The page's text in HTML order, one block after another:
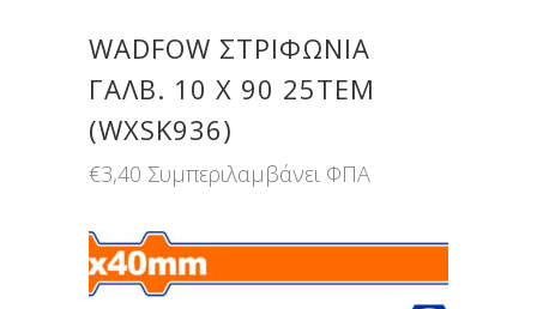
WADFOW ΣΤΡΙΦΩΝΙΑ
ΓΑΛΒ. 10 Χ 90 25ΤΕΜ
(WXSK936)
€3,40 Συμπεριλαμβάνει ΦΠΑ